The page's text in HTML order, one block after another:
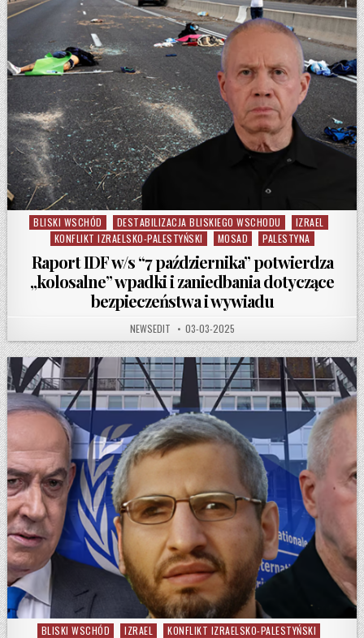
Posted in
BLISKI WSCHÓD DESTABILIZACJA BLISKIEGO WSCHODU
IZRAEL
KONFLIKT IZRAELSKO-PALESTYŃSKI
MOSAD PALESTYNA
Raport IDF w/s “7 października” potwierdza
„kolosalne” wpadki i zaniedbania dotyczące
bezpieczeństwa i wywiadu
AUTHOR:
NEWSEDIT PUBLISHED DATE:
03-03-2025
Posted in
BLISKI WSCHÓD IZRAEL
KONFLIKT IZRAELSKO-PALESTYŃSKI